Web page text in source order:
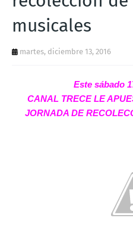
T
musicales
martes, diciembre 13, 2016
Este sábado
CANAL TRECE LE
JORNADA DE